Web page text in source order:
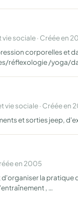
sociale · Créée en
corporelles et
réflexologie /yoga/
vie sociale · Créée en
et sorties jeep,
en 2005
la
, …